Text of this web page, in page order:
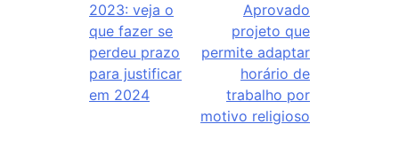
2023: veja o
que fazer se
perdeu prazo
para justificar
em 2024
Aprovado
projeto que
permite adaptar
horário de
trabalho por
motivo religioso